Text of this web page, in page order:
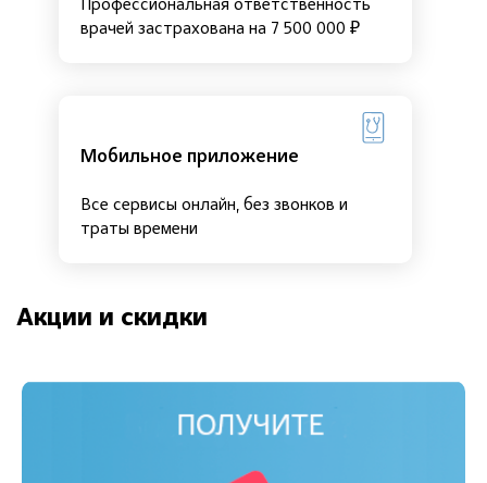
Профессиональная ответственность
врачей застрахована на 7 500 000 ₽
Мобильное приложение
Все сервисы онлайн, без звонков и
траты времени
Акции и скидки